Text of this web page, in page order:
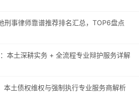
刑事律师靠谱推荐排名汇总，TOP6盘点
本土深耕实务 + 全流程专业辩护服务详解
本土债权维权与强制执行专业服务商解析